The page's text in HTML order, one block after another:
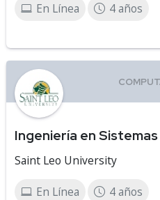
En Línea 4 años
Ingeniería en
Saint Leo University
En Línea 4 años